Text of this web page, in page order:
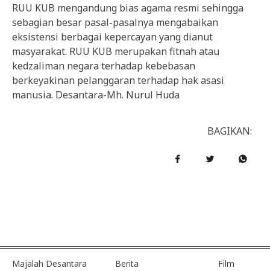
RUU KUB mengandung bias agama resmi sehingga
sebagian besar pasal-pasalnya mengabaikan
eksistensi berbagai kepercayan yang dianut
masyarakat. RUU KUB merupakan fitnah atau
kedzaliman negara terhadap kebebasan
berkeyakinan pelanggaran terhadap hak asasi
manusia. Desantara-Mh. Nurul Huda
BAGIKAN:
Majalah Desantara
Berita
Film